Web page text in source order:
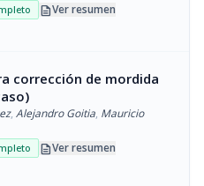
descriptionVer resumen
corrección de mordida
, Alejandro Goitia, Mauricio
descriptionVer resumen